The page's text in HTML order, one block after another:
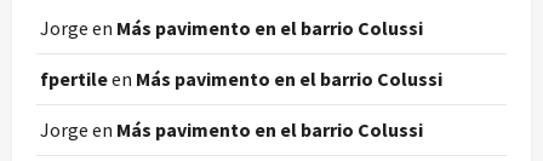
Jorge en Más pavimento en el barrio Colussi
fpertileen Más pavimento en el barrio Colussi
Jorge en Más pavimento en el barrio Colussi